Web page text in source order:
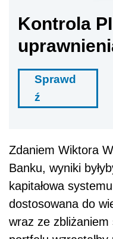
Kontrola
Sprawd
ź
Zdaniem Wiktora
Banku, wyniki
kapitałowa
dostosowana do
wraz ze